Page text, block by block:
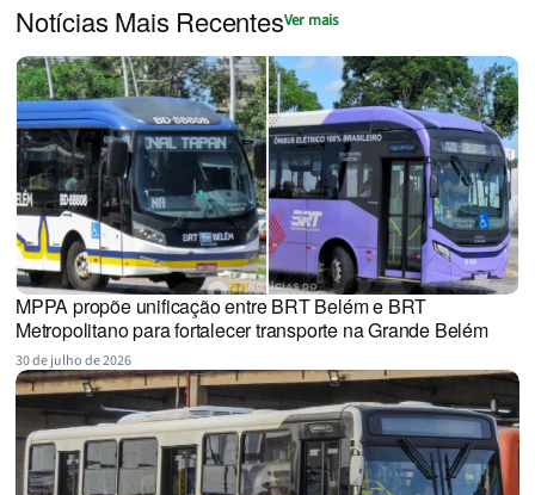
Notícias Mais RecentesVer mais
MPPA propõe unificação entre BRT Belém e BRT
Metropolitano para fortalecer transporte na Grande Belém
30 de julho de 2026